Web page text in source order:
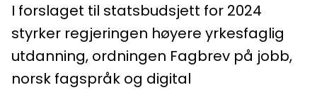
I forslaget til statsbudsjett for 2024
styrker regjeringen høyere yrkesfaglig
utdanning, ordningen Fagbrev på jobb,
norsk fagspråk og digital